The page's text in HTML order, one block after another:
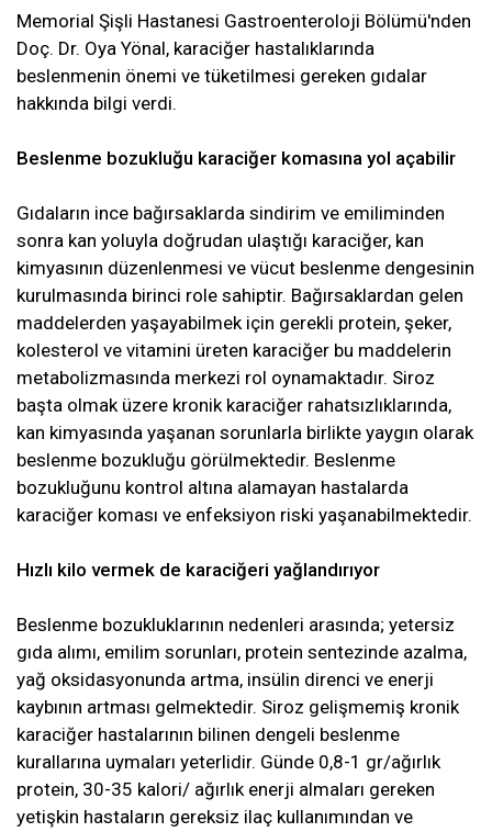
Memorial Şişli Hastanesi Gastroenteroloji Bölümü'nden
Doç. Dr. Oya Yönal, karaciğer hastalıklarında
beslenmenin önemi ve tüketilmesi gereken gıdalar
hakkında bilgi verdi.
Beslenme bozukluğu karaciğer komasına yol açabilir
Gıdaların ince bağırsaklarda sindirim ve emiliminden
sonra kan yoluyla doğrudan ulaştığı karaciğer, kan
kimyasının düzenlenmesi ve vücut beslenme dengesinin
kurulmasında birinci role sahiptir. Bağırsaklardan gelen
maddelerden yaşayabilmek için gerekli protein, şeker,
kolesterol ve vitamini üreten karaciğer bu maddelerin
metabolizmasında merkezi rol oynamaktadır. Siroz
başta olmak üzere kronik karaciğer rahatsızlıklarında,
kan kimyasında yaşanan sorunlarla birlikte yaygın olarak
beslenme bozukluğu görülmektedir. Beslenme
bozukluğunu kontrol altına alamayan hastalarda
karaciğer koması ve enfeksiyon riski yaşanabilmektedir.
Hızlı kilo vermek de karaciğeri yağlandırıyor
Beslenme bozukluklarının nedenleri arasında; yetersiz
gıda alımı, emilim sorunları, protein sentezinde azalma,
yağ oksidasyonunda artma, insülin direnci ve enerji
kaybının artması gelmektedir. Siroz gelişmemiş kronik
karaciğer hastalarının bilinen dengeli beslenme
kurallarına uymaları yeterlidir. Günde 0,8-1 gr/ağırlık
protein, 30-35 kalori/ ağırlık enerji almaları gereken
yetişkin hastaların gereksiz ilaç kullanımından ve